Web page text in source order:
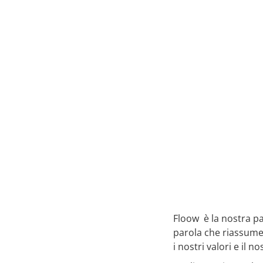
Floow è la nostra
parola che
i nostri valori e il